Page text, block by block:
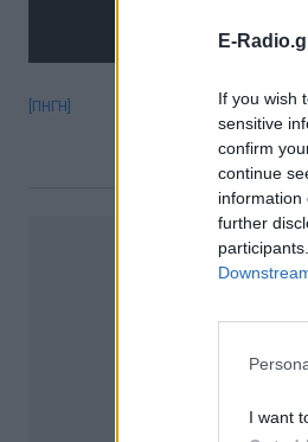
E-
If you wish
sensitive
confirm
continue
information
further
I want
[ΠΗΓΗ]